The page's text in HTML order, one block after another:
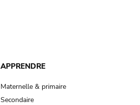
APPRENDRE
Maternelle & primaire
Secondaire